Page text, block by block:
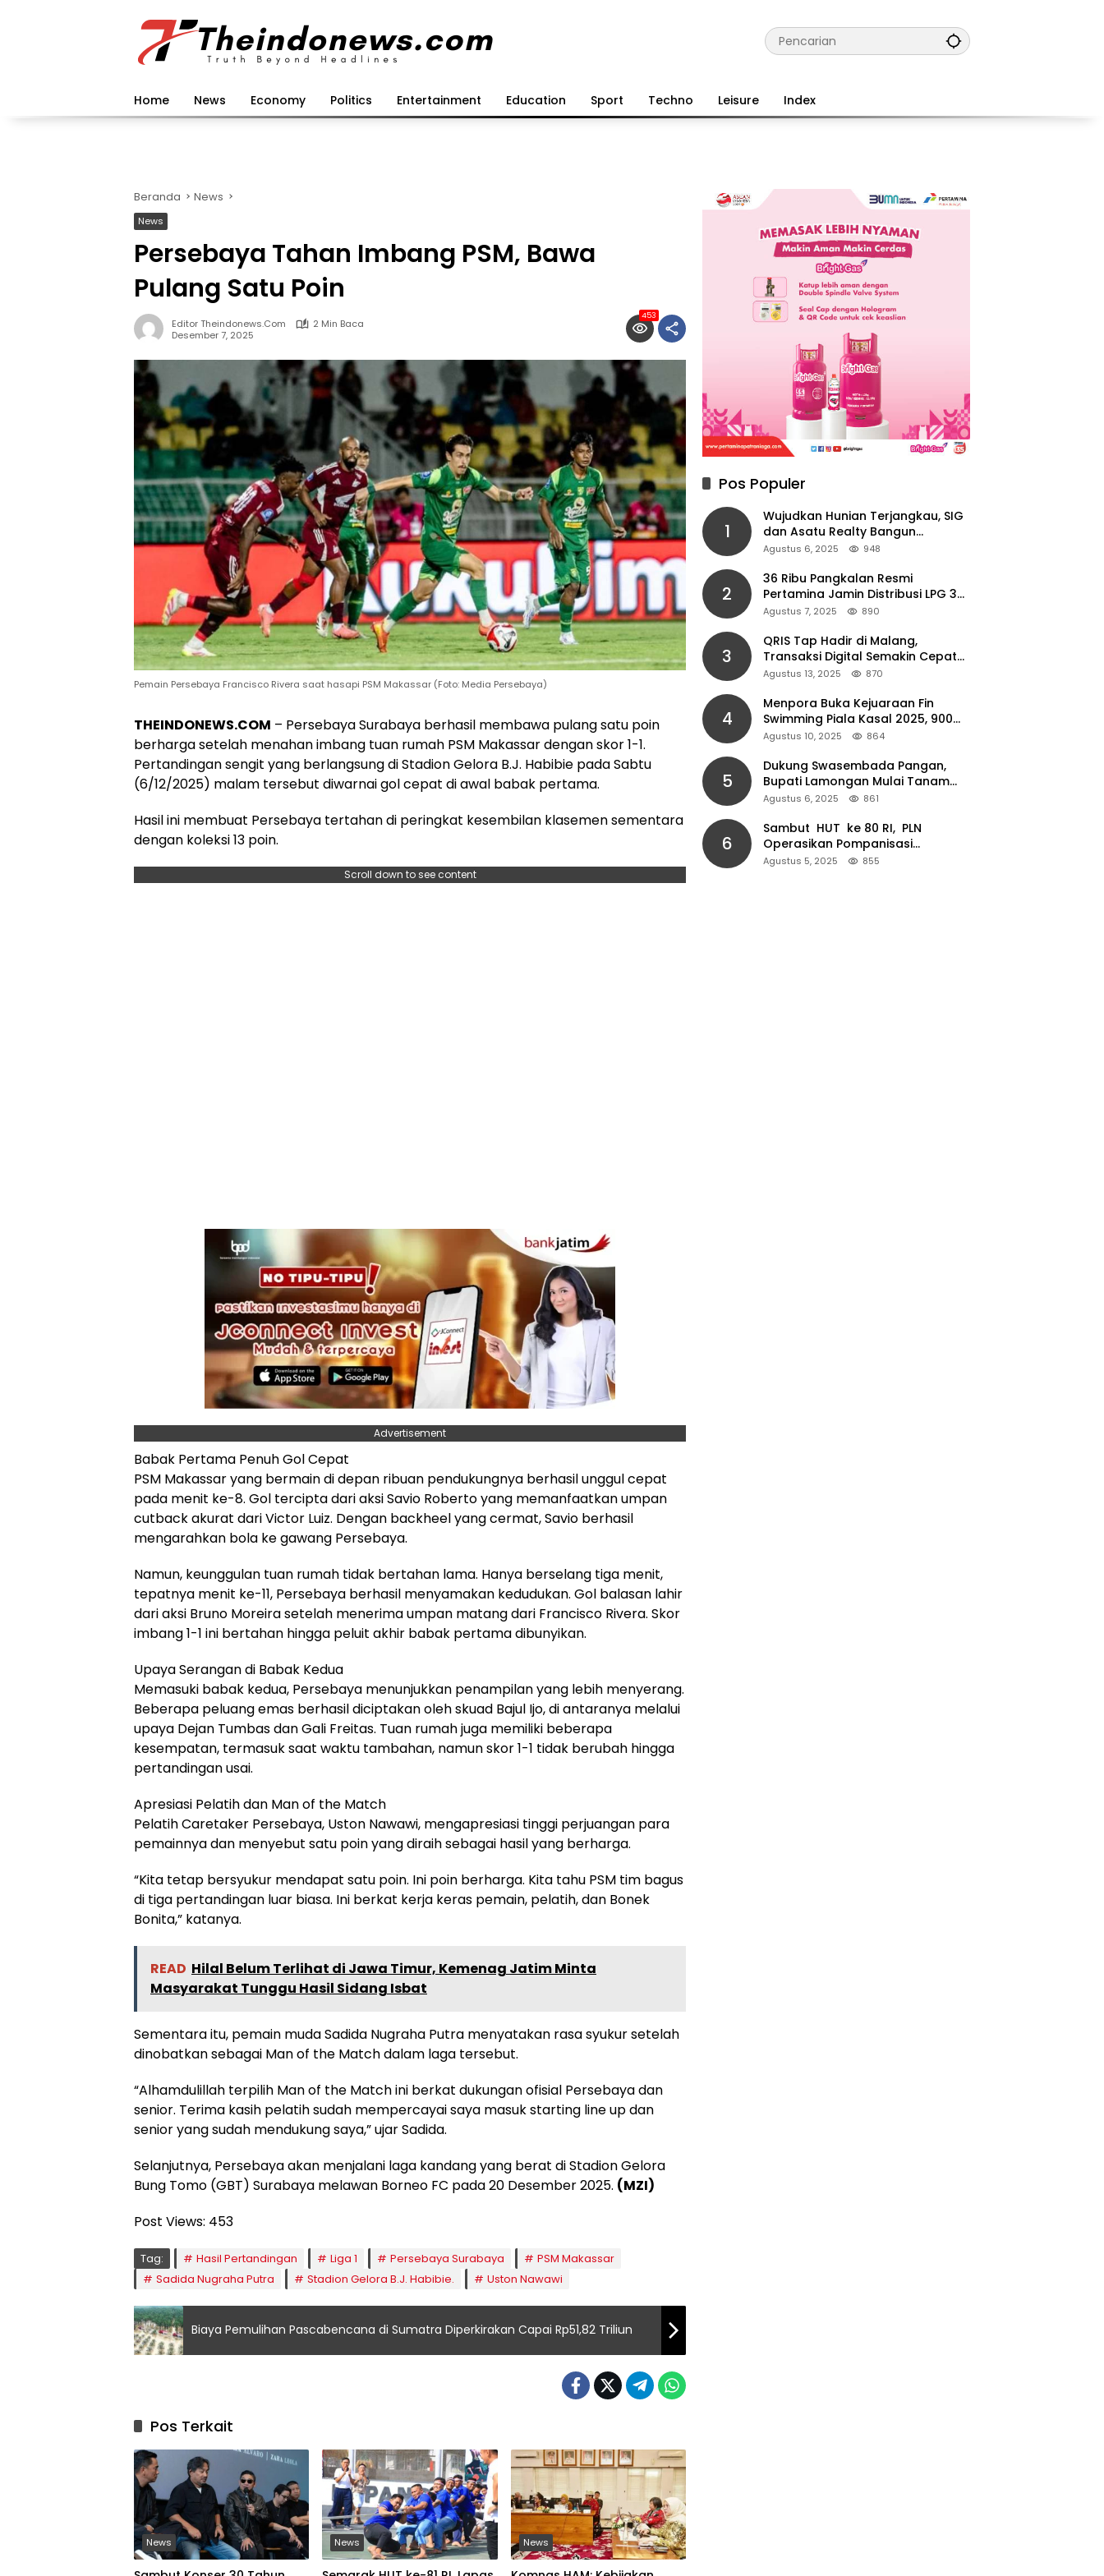
Home News Economy Politics Entertainment Education Sport Techno Leisure Index
Beranda News
News
Persebaya Tahan Imbang PSM, Bawa
Pulang Satu Poin
Editor Theindonews.com
2 Min Baca
Desember 7, 2025
453
Pemain Persebaya Francisco Rivera saat hasapi PSM Makassar (Foto: Media Persebaya)
THEINDONEWS.COM – Persebaya Surabaya berhasil membawa pulang satu poin
berharga setelah menahan imbang tuan rumah PSM Makassar dengan skor 1-1.
Pertandingan sengit yang berlangsung di Stadion Gelora B.J. Habibie pada Sabtu
(6/12/2025) malam tersebut diwarnai gol cepat di awal babak pertama.
Hasil ini membuat Persebaya tertahan di peringkat kesembilan klasemen sementara
dengan koleksi 13 poin.
Scroll down to see content
Advertisement
Babak Pertama Penuh Gol Cepat
PSM Makassar yang bermain di depan ribuan pendukungnya berhasil unggul cepat
pada menit ke-8. Gol tercipta dari aksi Savio Roberto yang memanfaatkan umpan
cutback akurat dari Victor Luiz. Dengan backheel yang cermat, Savio berhasil
mengarahkan bola ke gawang Persebaya.
Namun, keunggulan tuan rumah tidak bertahan lama. Hanya berselang tiga menit,
tepatnya menit ke-11, Persebaya berhasil menyamakan kedudukan. Gol balasan lahir
dari aksi Bruno Moreira setelah menerima umpan matang dari Francisco Rivera. Skor
imbang 1-1 ini bertahan hingga peluit akhir babak pertama dibunyikan.
Upaya Serangan di Babak Kedua
Memasuki babak kedua, Persebaya menunjukkan penampilan yang lebih menyerang.
Beberapa peluang emas berhasil diciptakan oleh skuad Bajul Ijo, di antaranya melalui
upaya Dejan Tumbas dan Gali Freitas. Tuan rumah juga memiliki beberapa
kesempatan, termasuk saat waktu tambahan, namun skor 1-1 tidak berubah hingga
pertandingan usai.
Apresiasi Pelatih dan Man of the Match
Pelatih Caretaker Persebaya, Uston Nawawi, mengapresiasi tinggi perjuangan para
pemainnya dan menyebut satu poin yang diraih sebagai hasil yang berharga.
“Kita tetap bersyukur mendapat satu poin. Ini poin berharga. Kita tahu PSM tim bagus
di tiga pertandingan luar biasa. Ini berkat kerja keras pemain, pelatih, dan Bonek
Bonita,” katanya.
READ Hilal Belum Terlihat di Jawa Timur, Kemenag Jatim Minta
Masyarakat Tunggu Hasil Sidang Isbat
Sementara itu, pemain muda Sadida Nugraha Putra menyatakan rasa syukur setelah
dinobatkan sebagai Man of the Match dalam laga tersebut.
“Alhamdulillah terpilih Man of the Match ini berkat dukungan ofisial Persebaya dan
senior. Terima kasih pelatih sudah mempercayai saya masuk starting line up dan
senior yang sudah mendukung saya,” ujar Sadida.
Selanjutnya, Persebaya akan menjalani laga kandang yang berat di Stadion Gelora
Bung Tomo (GBT) Surabaya melawan Borneo FC pada 20 Desember 2025. (MZI)
Post Views: 453
Tag: Hasil Pertandingan Liga 1 Persebaya Surabaya
PSM Makassar
Sadida Nugraha Putra
Stadion Gelora B.J. Habibie. Uston Nawawi
Biaya Pemulihan Pascabencana di Sumatra Diperkirakan Capai Rp51,82 Triliun
Pos Terkait
News News News
Pos Populer
1
Wujudkan Hunian Terjangkau, SIG
dan Asatu Realty Bangun
Perumahan di Cianjur
Agustus 6, 2025 948
2
36 Ribu Pangkalan Resmi
Pertamina Jamin Distribusi LPG 3
Kg Aman di Jawa Timur
Agustus 7, 2025 890
3
QRIS Tap Hadir di Malang,
Transaksi Digital Semakin Cepat
dan Mudah dengan Teknologi NFC
Agustus 13, 2025 870
4
Menpora Buka Kejuaraan Fin
Swimming Piala Kasal 2025, 900
Atlet Ambil Bagian
Agustus 10, 2025 864
5
Dukung Swasembada Pangan,
Bupati Lamongan Mulai Tanam
Padi Musim Ketiga
Agustus 6, 2025 861
6
Sambut HUT ke 80 RI, PLN
Operasikan Pompanisasi
Persawahan dan Akses Air Bersih
Agustus 5, 2025 855